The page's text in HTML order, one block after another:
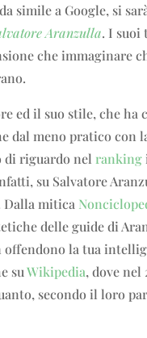
simile a Google, si
Aranzulla. I suoi
che immaginare
ed il suo stile, che ha
dal meno pratico con
di riguardo nel ranking
su Salvatore
Dalla mitica
delle guide di
la tua
suWikipedia, dove nel
secondo il loro